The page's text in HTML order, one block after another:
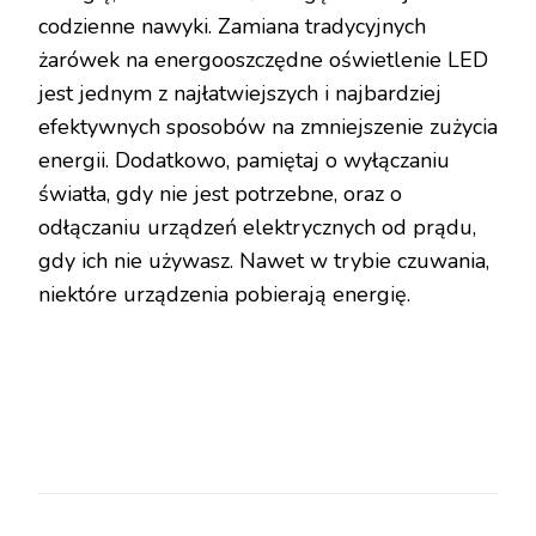
codzienne nawyki. Zamiana tradycyjnych
żarówek na energooszczędne oświetlenie LED
jest jednym z najłatwiejszych i najbardziej
efektywnych sposobów na zmniejszenie zużycia
energii. Dodatkowo, pamiętaj o wyłączaniu
światła, gdy nie jest potrzebne, oraz o
odłączaniu urządzeń elektrycznych od prądu,
gdy ich nie używasz. Nawet w trybie czuwania,
niektóre urządzenia pobierają energię.